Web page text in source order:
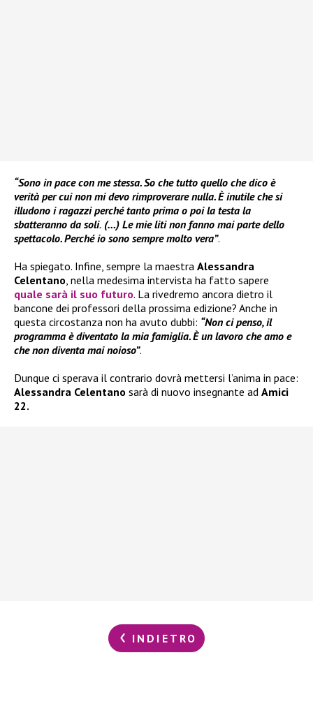
“Sono in pace con me stessa. So che tutto quello che dico è
verità per cui non mi devo rimproverare nulla. È inutile che si
illudono i ragazzi perché tanto prima o poi la testa la
sbatteranno da soli. (…) Le mie liti non fanno mai parte dello
spettacolo. Perché io sono sempre molto vera”.
Ha spiegato. Infine, sempre la maestra Alessandra
Celentano, nella medesima intervista ha fatto sapere
quale sarà il suo futuro. La rivedremo ancora dietro il
bancone dei professori della prossima edizione? Anche in
questa circostanza non ha avuto dubbi: “Non ci penso, il
programma è diventato la mia famiglia. È un lavoro che amo e
che non diventa mai noioso”.
Dunque ci sperava il contrario dovrà mettersi l’anima in pace:
Alessandra Celentano sarà di nuovo insegnante ad Amici
22.
INDIETRO